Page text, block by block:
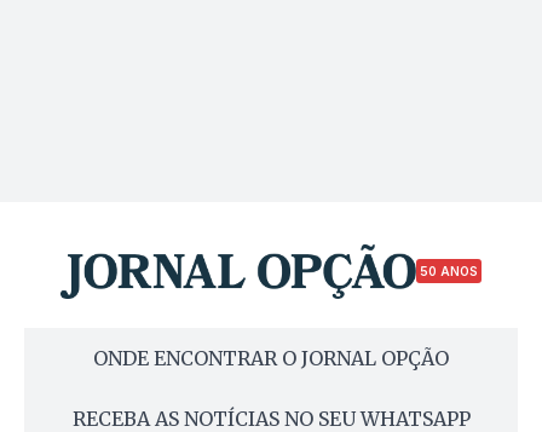
50 ANOS
ONDE ENCONTRAR O JORNAL OPÇÃO
RECEBA AS NOTÍCIAS NO SEU WHATSAPP